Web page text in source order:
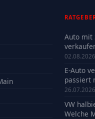
Auto mit
Verkauf?
02.08.2026
E-Auto
passiert
26.07.2026
VW
Welche